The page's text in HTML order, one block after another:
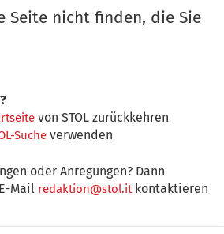
Seite nicht finden, die Sie
von STOL zurückkehren
Suche verwenden
oder Anregungen? Dann
Mail redaktion@stol.itkontaktieren